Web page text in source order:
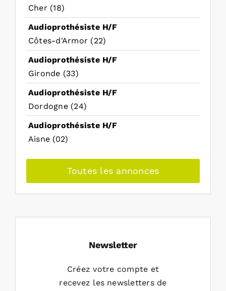
Cher (18)
Audioprothésiste H/F
Côtes-d'Armor (22)
Audioprothésiste H/F
Gironde (33)
Audioprothésiste H/F
Dordogne (24)
Audioprothésiste H/F
Aisne (02)
Toutes les annonces
Newsletter
Créez votre compte et
recevez les newsletters de